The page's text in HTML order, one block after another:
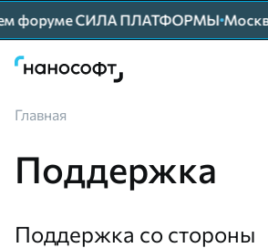
форуме СИЛА ПЛАТФОРМЫ Москва
Главная
Поддержка
Поддержка со стороны